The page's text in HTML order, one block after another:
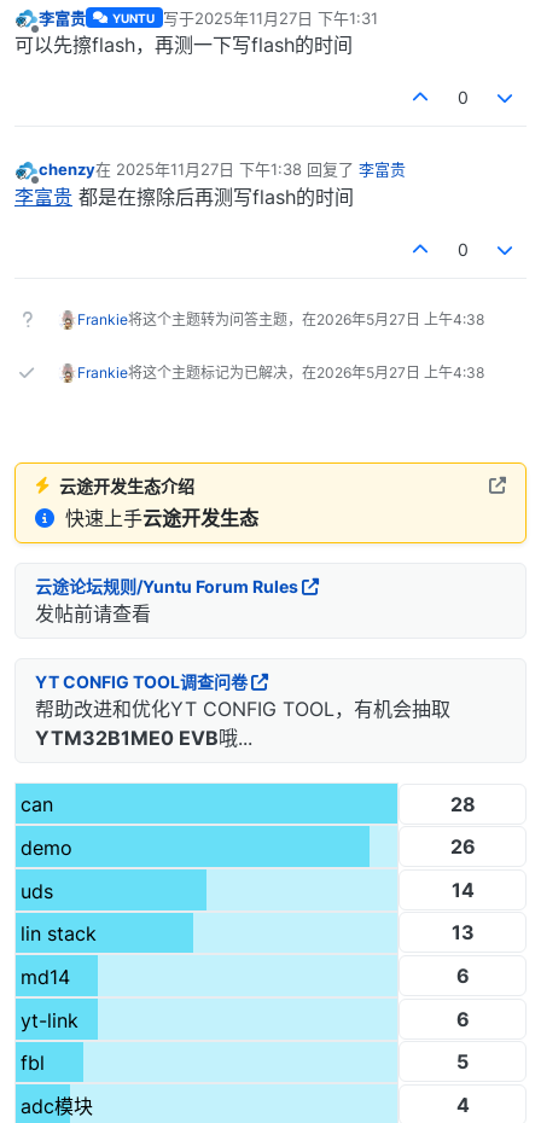
离线
李富贵 YUNTU 写于2025年11月27日 下午1:31
最后由 编辑
可以先擦flash，再测一下写flash的时间
0
离线
chenzy在 2025年11月27日 下午1:38 回复了 李富贵
最后由 编辑
李富贵 都是在擦除后再测写flash的时间
0
Frankie将这个主题转为问答主题，在2026年5月27日 上午4:38
Frankie将这个主题标记为已解决，在2026年5月27日 上午4:38
云途开发生态介绍
快速上手云途开发生态
云途论坛规则/Yuntu Forum Rules
发帖前请查看
YT CONFIG TOOL调查问卷
帮助改进和优化YT CONFIG TOOL，有机会抽取
YTM32B1ME0 EVB哦...
can
28
demo
26
uds
14
lin stack
13
md14
6
yt-link
6
fbl
5
adc模块
4